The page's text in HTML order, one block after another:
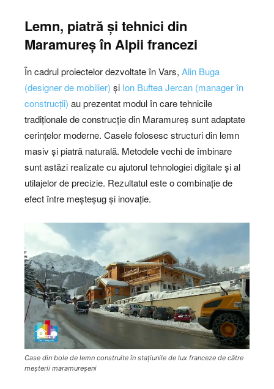
Lemn, piatră și tehnici din
Maramureșîn Alpii francezi
În cadrul proiectelor dezvoltate în Vars, Alin Buga
(designer de mobilier) și Ion Buftea Jercan (manager în
construcții) au prezentat modul în care tehnicile
tradiționale de construcție din Maramureș sunt adaptate
cerințelor moderne. Casele folosesc structuri din lemn
masiv și piatră naturală. Metodele vechi de îmbinare
sunt astăzi realizate cu ajutorul tehnologiei digitale și al
utilajelor de precizie. Rezultatul este o combinație de
efect între meșteșug și inovație.
Case din bole de lemn construite în stațiunile de lux franceze de către
meșterii maramureșeni